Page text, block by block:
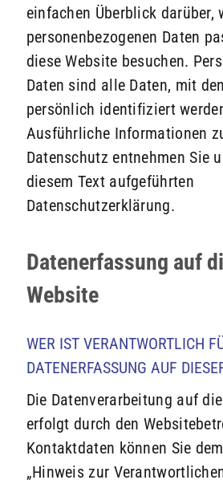
einfachen Überblick darüber,
personenbezogenen Daten
diese Website besuchen.
Daten sind alle Daten, mit
persönlich identifiziert
Ausführliche Informationen
Datenschutz entnehmen Sie
diesem Text aufgeführten
Datenschutzerklärung.
Datenerfassung auf
Website
WER IST VERANTWORTLICH
DATENERFASSUNG AUF
Die Datenverarbeitung auf
erfolgt durch den
Kontaktdaten können Sie
„Hinweis zur